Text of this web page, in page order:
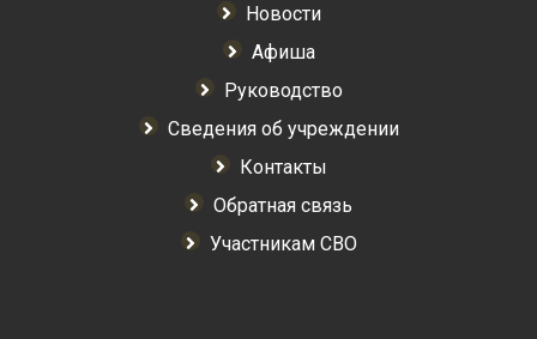
Новости
Афиша
Руководство
Сведения об учреждении
Контакты
Обратная связь
Участникам СВО